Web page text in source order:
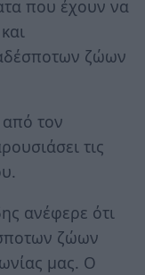
που έχουν να
ζώων
τον
τις
ανέφερε ότι
ζώων
μας. Ο